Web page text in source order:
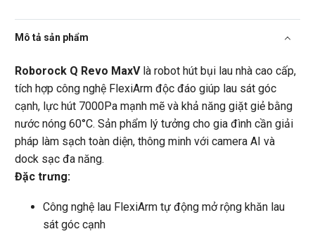
Mô tả sản phẩm
Roborock Q Revo MaxVlà robot hút bụi lau nhà cao cấp,
tích hợp công nghệ FlexiArm độc đáo giúp lau sát góc
cạnh, lực hút 7000Pa mạnh mẽ và khả năng giặt giẻ bằng
nước nóng 60°C. Sản phẩm lý tưởng cho gia đình cần giải
pháp làm sạch toàn diện, thông minh với camera AI và
dock sạc đa năng.
Đặc trưng:
Công nghệ lau FlexiArm tự động mở rộng khăn lau
sát góc cạnh